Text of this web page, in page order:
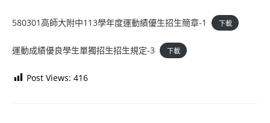
580301高師大附中113學年度運動績優生招生簡章-1 下載
運動成績優良學生單獨招生招生規定-3 下載
Post Views: 416